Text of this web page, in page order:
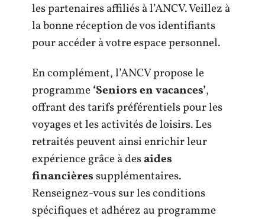
les partenaires affiliés à l’ANCV. Veillez à
la bonne réception de vos identifiants
pour accéder à votre espace personnel.
En complément, l’ANCV propose le
programme‘Seniors en vacances’,
offrant des tarifs préférentiels pour les
voyages et les activités de loisirs. Les
retraités peuvent ainsi enrichir leur
expérience grâce à desaides
financièressupplémentaires.
Renseignez-vous sur les conditions
spécifiques et adhérez au programme